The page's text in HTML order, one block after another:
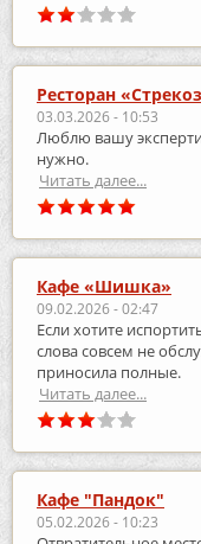
Ресторан
03.03.2026 - 10:53
Люблю вашу
нужно.
Читать далее...
Кафе «Шишка»
09.02.2026 - 02:47
Если хотите
слова совсем не
приносила полные.
Читать далее...
Кафе "Пандок"
05.02.2026 - 10:23